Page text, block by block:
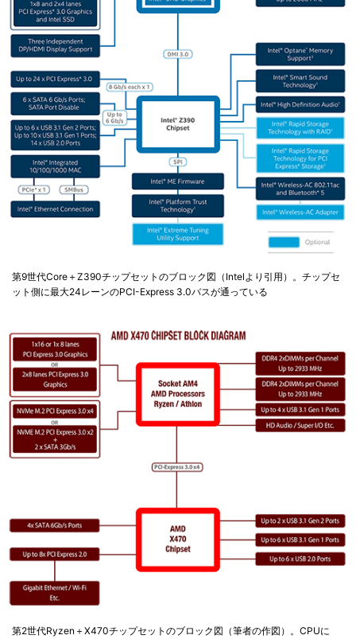
第9世代Core＋Z390チップセットのブロック図（Intelより引用）。チップセ
ット側に最大24レーンのPCI-Express 3.0バスが通っている
第2世代Ryzen＋X470チップセットのブロック図（筆者の作図）。CPUに